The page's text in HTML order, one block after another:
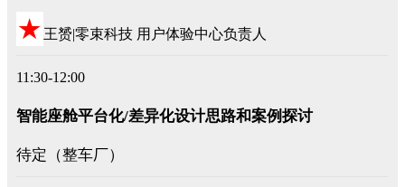
★ 王赟|零束科技 用户体验中心负责人
11:30-12:00
智能座舱平台化/差异化设计思路和案例探讨
待定（整车厂）